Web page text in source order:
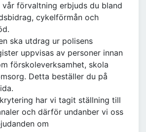
vår förvaltning erbjuds du bland
cykelförmån och
ska utdrag ur polisens
uppvisas av personer innan
förskoleverksamhet, skola
Detta beställer du på
har vi tagit ställning till
och därför undanber vi oss
om